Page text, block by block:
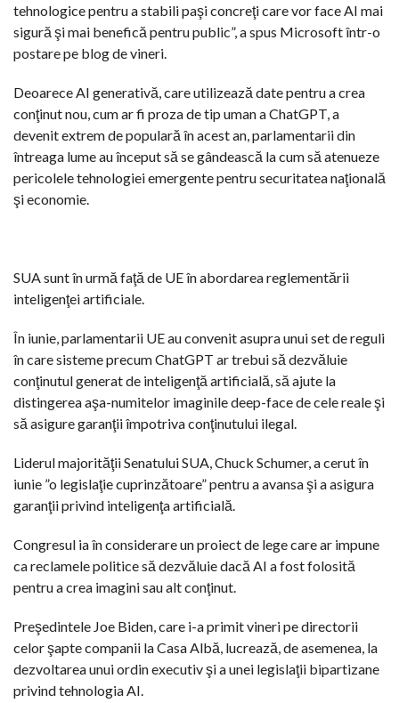
tehnologice pentru a stabili paşi concreţi care vor face AI mai
sigură şi mai benefică pentru public”, a spus Microsoft într-o
postare pe blog de vineri.
Deoarece AI generativă, care utilizează date pentru a crea
conţinut nou, cum ar fi proza de tip uman a ChatGPT, a
devenit extrem de populară în acest an, parlamentarii din
întreaga lume au început să se gândească la cum să atenueze
pericolele tehnologiei emergente pentru securitatea naţională
şi economie.
SUA sunt în urmă faţă de UE în abordarea reglementării
inteligenţei artificiale.
În iunie, parlamentarii UE au convenit asupra unui set de reguli
în care sisteme precum ChatGPT ar trebui să dezvăluie
conţinutul generat de inteligenţă artificială, să ajute la
distingerea aşa-numitelor imaginile deep-face de cele reale şi
să asigure garanţii împotriva conţinutului ilegal.
Liderul majorităţii Senatului SUA, Chuck Schumer, a cerut în
iunie ”o legislaţie cuprinzătoare” pentru a avansa şi a asigura
garanţii privind inteligenţa artificială.
Congresul ia în considerare un proiect de lege care ar impune
ca reclamele politice să dezvăluie dacă AI a fost folosită
pentru a crea imagini sau alt conţinut.
Preşedintele Joe Biden, care i-a primit vineri pe directorii
celor şapte companii la Casa Albă, lucrează, de asemenea, la
dezvoltarea unui ordin executiv şi a unei legislaţii bipartizane
privind tehnologia AI.